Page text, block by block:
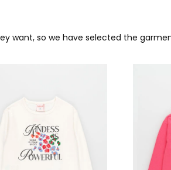
want, so we have selected the